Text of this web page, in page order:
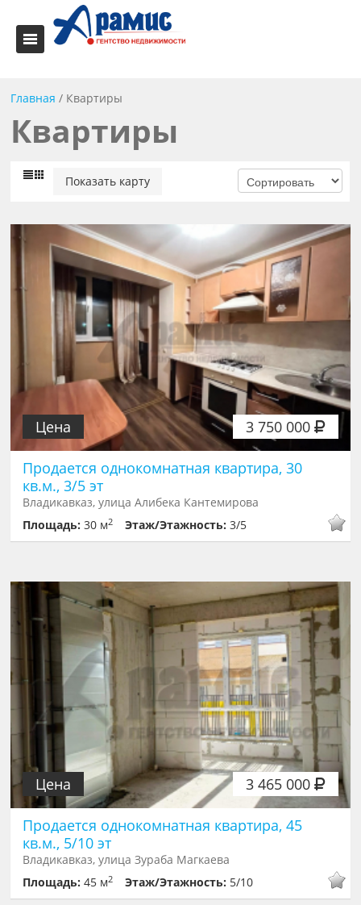
Главная / Квартиры
Квартиры
Показать карту
3 750 000
Цена
Продается однокомнатная квартира, 30
кв.м., 3/5 эт
Владикавказ, улица Алибека Кантемирова
Площадь:30 м2 Этаж/Этажность:3/5
3 465 000
Цена
Продается однокомнатная квартира, 45
кв.м., 5/10 эт
Владикавказ, улица Зураба Магкаева
Площадь:45 м2 Этаж/Этажность: 5/10